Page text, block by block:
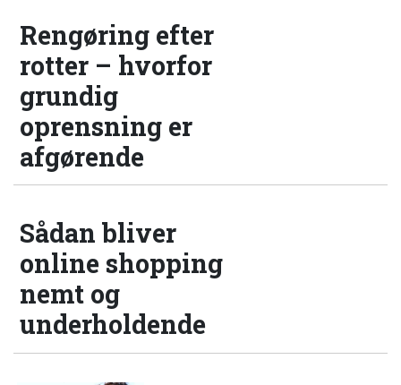
Rengøring efter
rotter – hvorfor
grundig
oprensning er
afgørende
Sådan bliver
online shopping
nemt og
underholdende